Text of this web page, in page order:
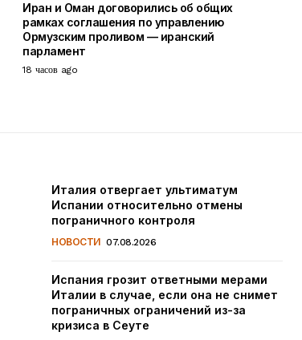
Иран и Оман договорились об общих
рамках соглашения по управлению
Ормузским проливом — иранский
парламент
18 часов ago
Италия отвергает ультиматум
Испании относительно отмены
пограничного контроля
НОВОСТИ 07.08.2026
Испания грозит ответными мерами
Италии в случае, если она не снимет
пограничных ограничений из-за
кризиса в Сеуте